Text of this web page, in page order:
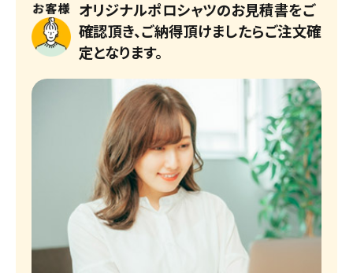
オリジナルポロシャツのお見積書をご
確認頂き、ご納得頂けましたらご注文確
定となります。